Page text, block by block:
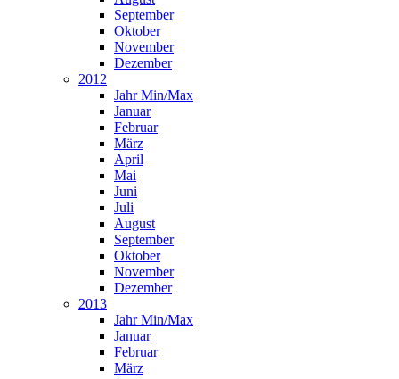
September
Oktober
November
Dezember
2012
Jahr Min/Max
Januar
Februar
März
April
Mai
Juni
Juli
August
September
Oktober
November
Dezember
2013
Jahr Min/Max
Januar
Februar
März